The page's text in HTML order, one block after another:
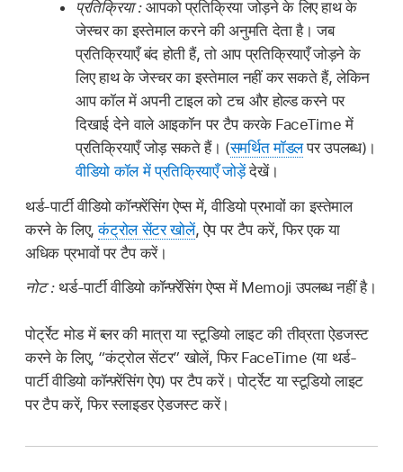
प्रतिक्रिया :आपको प्रतिक्रिया जोड़ने के लिए हाथ के
जेस्चर का इस्तेमाल करने की अनुमति देता है। जब
प्रतिक्रियाएँ बंद होती हैं, तो आप प्रतिक्रियाएँ जोड़ने के
लिए हाथ के जेस्चर का इस्तेमाल नहीं कर सकते हैं, लेकिन
आप कॉल में अपनी टाइल को टच और होल्ड करने पर
दिखाई देने वाले आइकॉन पर टैप करके FaceTime में
प्रतिक्रियाएँ जोड़ सकते हैं। (समर्थित मॉडलपर उपलब्ध)।
वीडियो कॉल में प्रतिक्रियाएँ जोड़ेंदेखें।
थर्ड-पार्टी वीडियो कॉन्फ़्रेंसिंग ऐप्स में, वीडियो प्रभावों का इस्तेमाल
करने के लिए,कंट्रोल सेंटर खोलें, ऐप पर टैप करें, फिर एक या
अधिक प्रभावों पर टैप करें।
नोट :थर्ड-पार्टी वीडियो कॉन्फ़्रेंसिंग ऐप्स में Memoji उपलब्ध नहीं है।
पोर्ट्रेट मोड में ब्लर की मात्रा या स्टूडियो लाइट की तीव्रता ऐडजस्ट
करने के लिए, “कंट्रोल सेंटर” खोलें, फिर FaceTime (या थर्ड-
पार्टी वीडियो कॉन्फ़्रेंसिंग ऐप) पर टैप करें। पोर्ट्रेट या स्टूडियो लाइट
पर टैप करें, फिर स्लाइडर ऐडजस्ट करें।